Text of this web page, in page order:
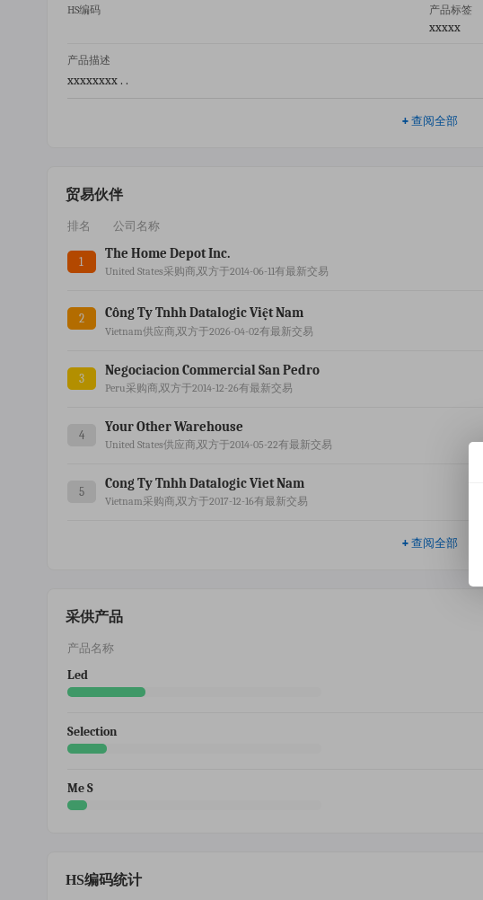
HS编码 产品标签
xxxxx
产品描述
xxxxxxxx . .
+ 查阅全部
贸易伙伴
排名 公司名称
1
The Home Depot Inc.
United States采购商,双方于2014-06-11有最新交易
2 Công Ty Tnhh Datalogic Việt Nam
Vietnam供应商,双方于2026-04-02有最新交易
3
Negociacion Commercial San Pedro
Peru采购商,双方于2014-12-26有最新交易
4
Your Other Warehouse
United States供应商,双方于2014-05-22有最新交易
5
Cong Ty Tnhh Datalogic Viet Nam
Vietnam采购商,双方于2017-12-16有最新交易
+ 查阅全部
采供产品
产品名称
Led
Selection
Me S
HS编码统计